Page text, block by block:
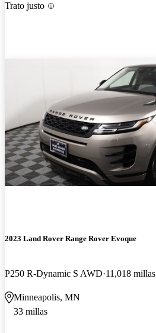
Trato justo
2023 Land Rover Range Rover Evoque
P250 R-Dynamic S AWD 11,018 millas
Minneapolis, MN
33 millas